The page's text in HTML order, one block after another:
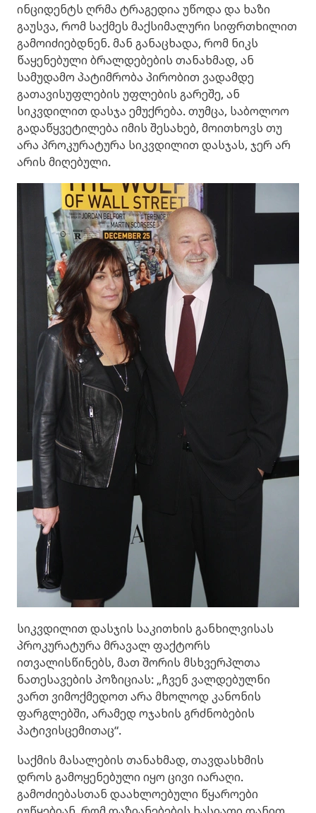
ინციდენტს ღრმა ტრაგედია უწოდა და ხაზი
გაუსვა, რომ საქმეს მაქსიმალური სიფრთხილით
გამოიძიებდნენ. მან განაცხადა, რომ ნიკს
წაყენებული ბრალდებების თანახმად, ან
სამუდამო პატიმრობა პირობით ვადამდე
გათავისუფლების უფლების გარეშე, ან
სიკვდილით დასჯა ემუქრება. თუმცა, საბოლოო
გადაწყვეტილება იმის შესახებ, მოითხოვს თუ
არა პროკურატურა სიკვდილით დასჯას, ჯერ არ
არის მიღებული.
სიკვდილით დასჯის საკითხის განხილვისას
პროკურატურა მრავალ ფაქტორს
ითვალისწინებს, მათ შორის მსხვერპლთა
ნათესავების პოზიციას: „ჩვენ ვალდებულნი
ვართ ვიმოქმედოთ არა მხოლოდ კანონის
ფარგლებში, არამედ ოჯახის გრძნობების
პატივისცემითაც“.
საქმის მასალების თანახმად, თავდასხმის
დროს გამოყენებული იყო ცივი იარაღი.
გამოძიებასთან დაახლოებული წყაროები